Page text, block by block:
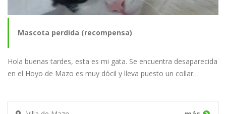
Mascota perdida (recompensa)
Hola buenas tardes, esta es mi gata. Se encuentra desaparecida
en el Hoyo de Mazo es muy dócil y lleva puesto un collar…